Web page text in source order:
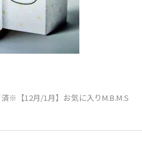
※【12月/1月】お気に入りM.B.M.S